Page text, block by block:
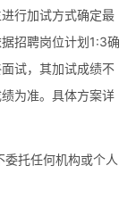
行加试方式确定最
招聘岗位计划1:3确
试，其加试成绩不
为准。具体方案详
托任何机构或个人